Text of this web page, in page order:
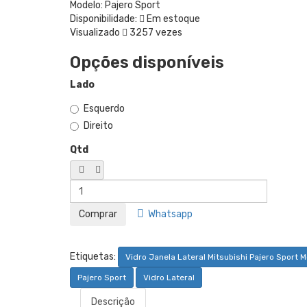
Modelo: Pajero Sport
Disponibilidade:
Em estoque
Visualizado
3257 vezes
Opções disponíveis
Lado
Esquerdo
Direito
Qtd
Whatsapp
Etiquetas: Vidro Janela Lateral Mitsubishi Pajero Sport
Pajero Sport Vidro Lateral
Descrição